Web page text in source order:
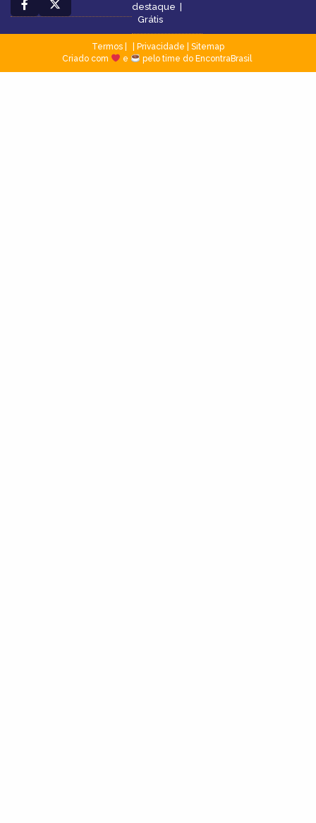
destaque |
Grátis
Termos Privacidade
Sitemap
Criado com
e pelo time do EncontraBrasil